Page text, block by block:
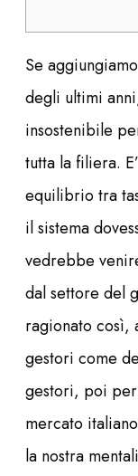
Se
degli ultimi
insostenibile
tutta la filiera.
equilibrio tra
il sistema
vedrebbe
dal settore del
ragionato così,
gestori come
gestori, poi per
mercato
la nostra